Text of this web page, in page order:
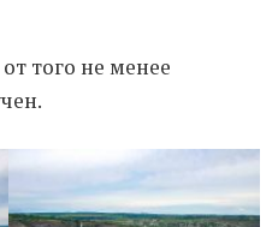
того не менее
sightseeings